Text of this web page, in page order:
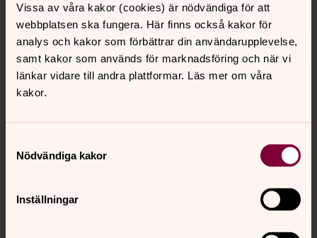
Vissa av våra kakor (cookies) är nödvändiga för att
webbplatsen ska fungera. Här finns också kakor för
analys och kakor som förbättrar din användarupplevelse,
samt kakor som används för marknadsföring och när vi
länkar vidare till andra plattformar. Läs mer om våra
kakor.
Nödvändiga kakor
Inställningar
Kontakt
Kalender
Hitta snabbt